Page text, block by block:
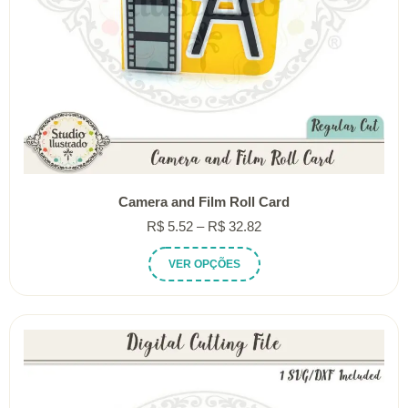
Camera and Film Roll Card
R$ 5.52 – R$ 32.82Faixa
através
R$ 32.82
VER OPÇÕES
produto
tem
várias
variantes.
opções